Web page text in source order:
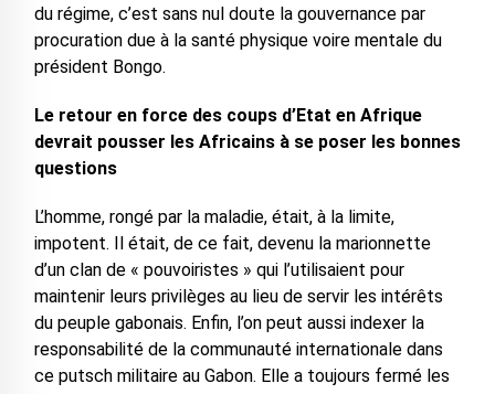
du régime, c’est sans nul doute la gouvernance par
procuration due à la santé physique voire mentale du
président Bongo.
Le retour en force des coups d’Etat en Afrique
devrait pousser les Africains à se poser les bonnes
questions
L’homme, rongé par la maladie, était, à la limite,
impotent. Il était, de ce fait, devenu la marionnette
d’un clan de « pouvoiristes » qui l’utilisaient pour
maintenir leurs privilèges au lieu de servir les intérêts
du peuple gabonais. Enfin, l’on peut aussi indexer la
responsabilité de la communauté internationale dans
ce putsch militaire au Gabon. Elle a toujours fermé les